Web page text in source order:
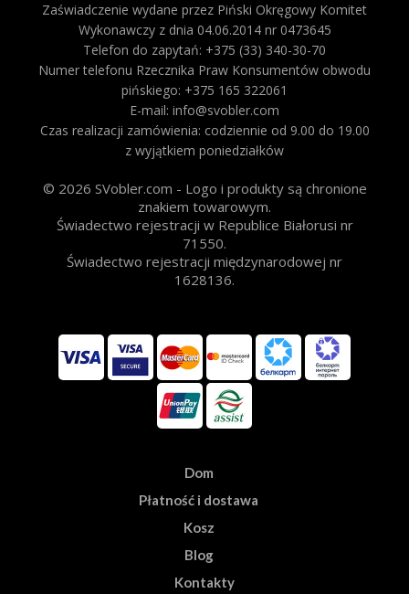
Zaświadczenie wydane przez Piński Okręgowy Komitet
Wykonawczy z dnia 04.06.2014 nr 0473645
Telefon do zapytań: +375 (33) 340-30-70
Numer telefonu Rzecznika Praw Konsumentów obwodu
pińskiego: +375 165 322061
E-mail: info@svobler.com
Czas realizacji zamówienia: codziennie od 9.00 do 19.00
z wyjątkiem poniedziałków
© 2026 SVobler.com - Logo i produkty są chronione
znakiem towarowym.
Świadectwo rejestracji w Republice Białorusi nr
71550.
Świadectwo rejestracji międzynarodowej nr
1628136.
Dom
Płatność i dostawa
Kosz
Blog
Kontakty